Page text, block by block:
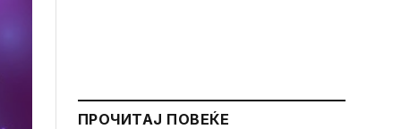
ПРОЧИТАЈ ПОВЕЌЕ